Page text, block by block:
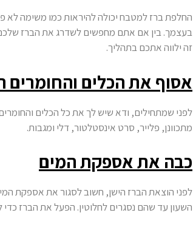
החלפת ברז למטבח יכולה להיראות כמו משימה לא
בעצמך. בין אם אתם מחפשים לשדרג את הברז
זה ילווה אתכם בתהליך.
אסוף את הכלים והחומרים
לפני שמתחילים, ודא שיש לך את כל הכלים
מתכוונן, פלייר, סרט אינסטלטור, דלי ומגבות.
כבה את אספקת המים
לפני הוצאת הברז הישן, חשוב לסגור את אספקת
השעון עד שהם נסגרים לחלוטין. הפעל את הברז